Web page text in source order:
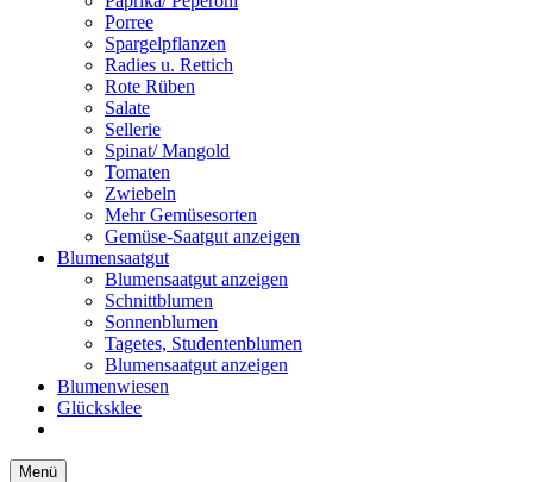
Porree
Spargelpflanzen
Radies u. Rettich
Rote Rüben
Salate
Sellerie
Spinat/ Mangold
Tomaten
Zwiebeln
Mehr Gemüsesorten
Gemüse-Saatgut anzeigen
Blumensaatgut
Blumensaatgut anzeigen
Schnittblumen
Sonnenblumen
Tagetes, Studentenblumen
Blumensaatgut anzeigen
Blumenwiesen
Glücksklee
Menü